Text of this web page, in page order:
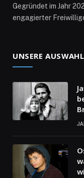
Gegründet im Jahr
engagierter
UNSERE AUSWAHL